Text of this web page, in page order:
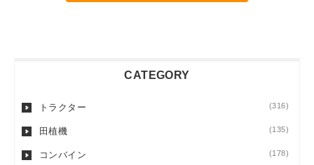
CATEGORY
トラクター (316)
田植機 (135)
コンバイン (178)